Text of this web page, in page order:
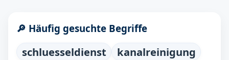
🔎 Häufig gesuchte Begriffe
schluesseldienst kanalreinigung